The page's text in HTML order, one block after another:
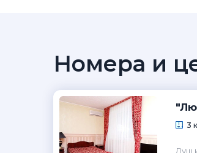
Номера и
3
Душ